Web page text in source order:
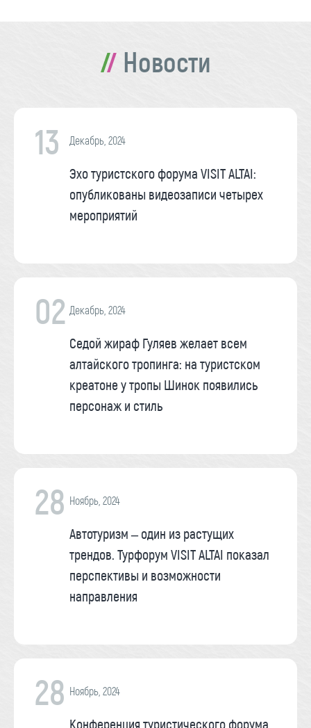
Новости
13 Декабрь, 2024
Эхо туристского форума VISIT ALTAI:
опубликованы видеозаписи четырех
мероприятий
02 Декабрь, 2024
Седой жираф Гуляев желает всем
алтайского тропинга: на туристском
креатоне у тропы Шинок появились
персонаж и стиль
28 Ноябрь, 2024
Автотуризм – один из растущих
трендов. Турфорум VISIT ALTAI показал
перспективы и возможности
направления
28 Ноябрь, 2024
Конференция туристического форума